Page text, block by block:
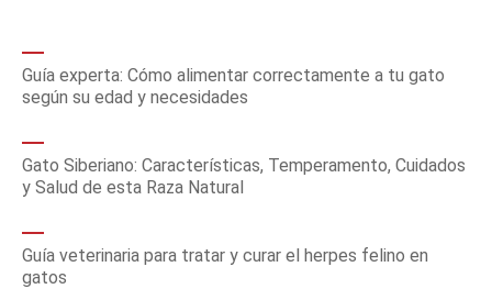
Guía experta: Cómo alimentar correctamente a tu gato
según su edad y necesidades
Gato Siberiano: Características, Temperamento, Cuidados
y Salud de esta Raza Natural
Guía veterinaria para tratar y curar el herpes felino en
gatos